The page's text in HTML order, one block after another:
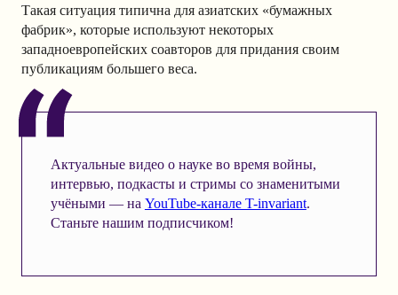
Такая ситуация типична для азиатских «бумажных
фабрик», которые используют некоторых
западноевропейских соавторов для придания своим
публикациям большего веса.
Актуальные видео о науке во время войны,
интервью, подкасты и стримы со знаменитыми
учёными — на YouTube-канале T-invariant.
Станьте нашим подписчиком!